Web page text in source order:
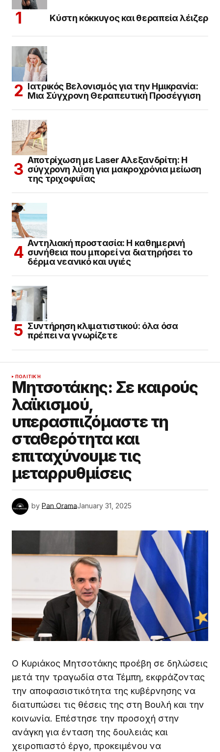
Κύστη κόκκυγος και θεραπεία λέιζερ
Ιατρικός Βελονισμός για την Ημικρανία:
Μια Σύγχρονη Θεραπευτική Προσέγγιση
Αποτρίχωση με Laser Αλεξανδρίτη: Η
σύγχρονη λύση για μακροχρόνια μείωση
της τριχοφυΐας
Αντηλιακή προστασία: Η καθημερινή
συνήθεια που μπορεί να διατηρήσει το
δέρμα νεανικό και υγιές
Συντήρηση κλιματιστικού: όλα όσα
πρέπει να γνωρίζετε
ΠΟΛΙΤΙΚΉ
Μητσοτάκης: Σε καιρούς
λαϊκισμού,
υπερασπιζόμαστε τη
σταθερότητα και
επιταχύνουμε τις
μεταρρυθμίσεις
by Pan OramaJanuary 31, 2025
Ο Κυριάκος Μητσοτάκης προέβη σε δηλώσεις
μετά την τραγωδία στα Τέμπη, εκφράζοντας
την αποφασιστικότητα της κυβέρνησης να
διατυπώσει τις θέσεις της στη Βουλή και την
κοινωνία. Επέστησε την προσοχή στην
ανάγκη για ένταση της δουλειάς και
χειροπιαστό έργο, προκειμένου να